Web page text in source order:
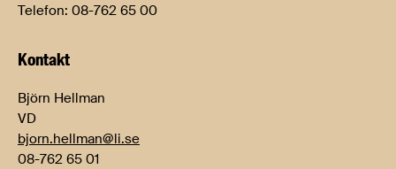
Telefon: 08-762 65 00
Kontakt
Björn Hellman
VD
bjorn.hellman@li.se
08-762 65 01